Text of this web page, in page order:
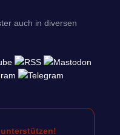
auch in diversen